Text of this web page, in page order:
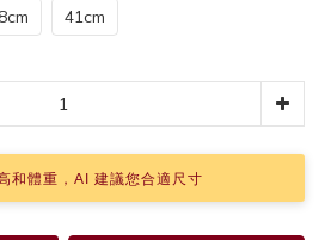
41cm
和體重，AI 建議您合適尺寸